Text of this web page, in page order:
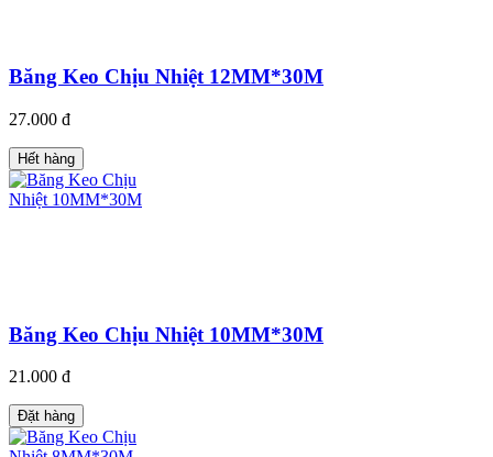
Băng Keo Chịu Nhiệt 12MM*30M
27.000 đ
Hết hàng
Băng Keo Chịu Nhiệt 10MM*30M
21.000 đ
Đặt hàng